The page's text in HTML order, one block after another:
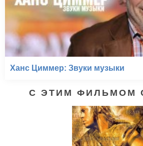
Ханс Циммер: Звуки музыки
С ЭТИМ ФИЛЬМОМ